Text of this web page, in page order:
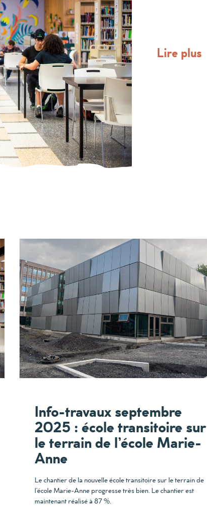
Lire plus
Info-travaux septembre
2025 : école transitoire sur
le terrain de l’école Marie-
Anne
Le chantier de la nouvelle école transitoire sur le terrain de
l’école Marie-Anne progresse très bien. Le chantier est
maintenant réalisé à 87 %.